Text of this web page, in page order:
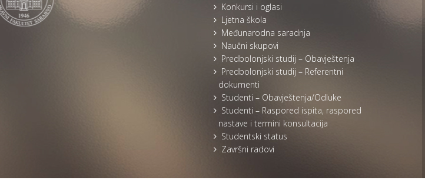
Konkursi i oglasi
Ljetna škola
Međunarodna saradnja
Naučni skupovi
Predbolonjski studij – Obavještenja
Predbolonjski studij – Referentni
dokumenti
Studenti – Obavještenja/Odluke
Studenti – Raspored ispita, raspored
nastave i termini konsultacija
Studentski status
Završni radovi